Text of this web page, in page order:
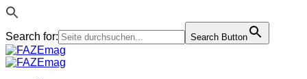
Search for: Search Button
Zum
Inhalt